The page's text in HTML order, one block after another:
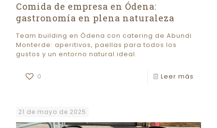
Comida de empresa en Ódena:
gastronomía en plena naturaleza
Team building en Òdena con catering de Abundi
Monterde: aperitivos, paellas para todos los
gustos y un entorno natural ideal.
0 Leer más
21 de mayo de 2025